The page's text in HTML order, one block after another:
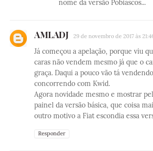
nome da versão Pobiascos...
AMLADJ 29 de novembro de 2017 às
Já começou a apelação, porque viu
caras não vendem mesmo já que o
graça. Daqui a pouco vão tá
concorrendo com Kwid.
Agora novidade mesmo e mostrar
painel da versão básica, que coisa
outro motivo a Fiat escondia essa
Responder